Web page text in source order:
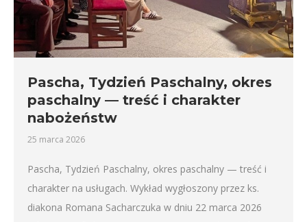
Pascha, Tydzień Paschalny, okres
paschalny — treść i charakter
nabożeństw
25 marca 2026
Pascha, Tydzień Paschalny, okres paschalny — treść i
charakter na usługach. Wykład wygłoszony przez ks.
diakona Romana Sacharczuka w dniu 22 marca 2026